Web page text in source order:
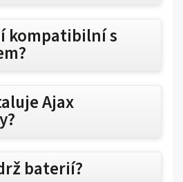
kompatibilní s
Ajax
baterií?